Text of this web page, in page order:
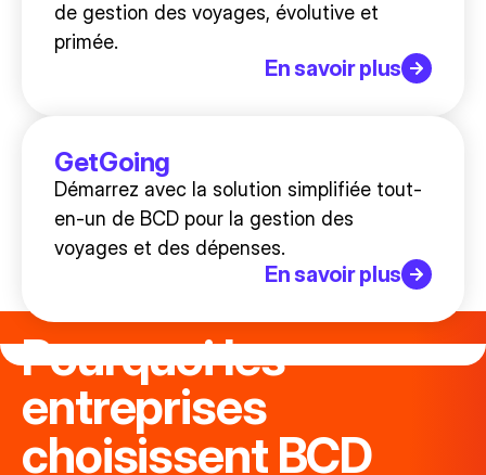
de gestion des voyages, évolutive et
primée.
En savoir plus
GetGoing
Démarrez avec la solution simplifiée tout-
en-un de BCD pour la gestion des
voyages et des dépenses.
En savoir plus
Pourquoi les
entreprises
choisissent BCD